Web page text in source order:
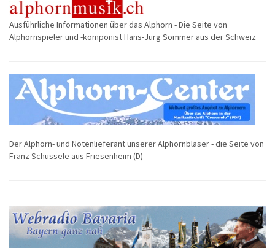
Ausführliche Informationen über das Alphorn - Die Seite von
Alphornspieler und -komponist Hans-Jürg Sommer aus der Schweiz
Der Alphorn- und Notenlieferant unserer Alphornbläser - die Seite von
Franz Schüssele aus Friesenheim (D)